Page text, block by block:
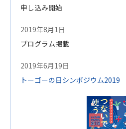
申し込み開始
2019年8月1日
プログラム掲載
2019年6月19日
トーゴーの日シンポジウム